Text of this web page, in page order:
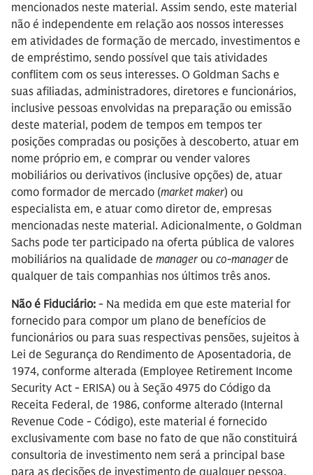
mencionados neste material. Assim sendo, este material
não é independente em relação aos nossos interesses
em atividades de formação de mercado, investimentos e
de empréstimo, sendo possível que tais atividades
conflitem com os seus interesses. O Goldman Sachs e
suas afiliadas, administradores, diretores e funcionários,
inclusive pessoas envolvidas na preparação ou emissão
deste material, podem de tempos em tempos ter
posições compradas ou posições à descoberto, atuar em
nome próprio em, e comprar ou vender valores
mobiliários ou derivativos (inclusive opções) de, atuar
como formador de mercado (market maker) ou
especialista em, e atuar como diretor de, empresas
mencionadas neste material. Adicionalmente, o Goldman
Sachs pode ter participado na oferta pública de valores
mobiliários na qualidade de manager ou co-managerde
qualquer de tais companhias nos últimos três anos.
Não é Fiduciário: - Na medida em que este material for
fornecido para compor um plano de benefícios de
funcionários ou para suas respectivas pensões, sujeitos à
Lei de Segurança do Rendimento de Aposentadoria, de
1974, conforme alterada (Employee Retirement Income
Security Act - ERISA) ou à Seção 4975 do Código da
Receita Federal, de 1986, conforme alterado (Internal
Revenue Code - Código), este material é fornecido
exclusivamente com base no fato de que não constituirá
consultoria de investimento nem será a principal base
para as decisões de investimento de qualquer pessoa,